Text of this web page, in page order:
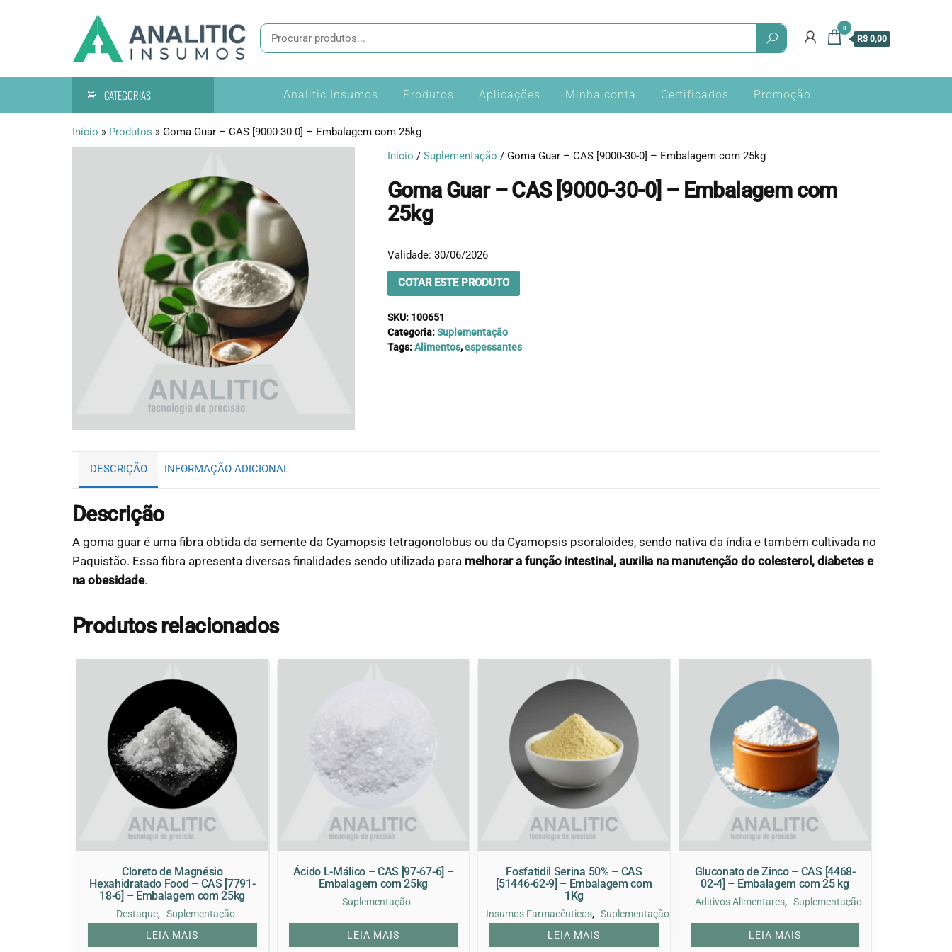
Analitic
Insumos
de
precisão
0
R$ 0,00
CATEGORIAS Analitic Insumos Produtos Aplicações Minha conta Certificados Promoção
Início » Produtos » Goma Guar – CAS [9000-30-0] – Embalagem com 25kg
Início / Suplementação / Goma Guar – CAS [9000-30-0] – Embalagem com 25kg
Goma Guar – CAS [9000-30-0] – Embalagem com
25kg
Validade: 30/06/2026
COTAR ESTE PRODUTO
SKU: 100651
Categoria:Suplementação
Tags:Alimentos,espessantes
DESCRIÇÃO INFORMAÇÃO ADICIONAL
Descrição
A goma guar é uma fibra obtida da semente da Cyamopsis tetragonolobus ou da Cyamopsis psoraloides, sendo nativa da índia e também cultivada no
Paquistão. Essa fibra apresenta diversas finalidades sendo utilizada para melhorar a função intestinal, auxilia na manutenção do colesterol, diabetes e
na obesidade.
Produtos relacionados
Cloreto de Magnésio
Hexahidratado Food – CAS [7791-
18-6] – Embalagem com 25kg
Destaque, Suplementação
LEIA MAIS
Ácido L-Málico – CAS [97-67-6] –
Embalagem com 25kg
Suplementação
LEIA MAIS
Fosfatidil Serina 50% – CAS
[51446-62-9] – Embalagem com
1Kg
Insumos Farmacêuticos, Suplementação
LEIA MAIS
Gluconato de Zinco – CAS [4468-
02-4] – Embalagem com 25 kg
Aditivos Alimentares, Suplementação
LEIA MAIS